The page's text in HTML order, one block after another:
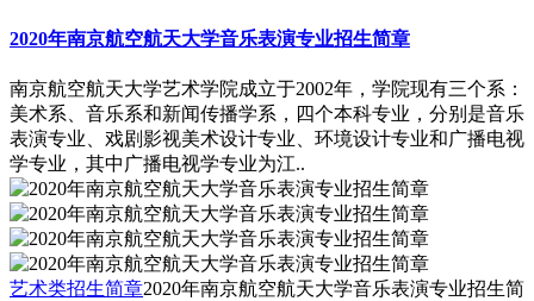
2020年南京航空航天大学音乐表演专业招生简章
南京航空航天大学艺术学院成立于2002年，学院现有三个系：
美术系、音乐系和新闻传播学系，四个本科专业，分别是音乐
表演专业、戏剧影视美术设计专业、环境设计专业和广播电视
学专业，其中广播电视学专业为江..
艺术类招生简章2020年南京航空航天大学音乐表演专业招生简